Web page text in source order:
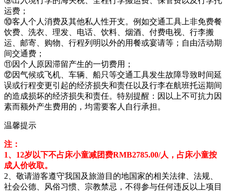
运费；
⑩客人个人消费及其他私人性开支。例如交通工具上非免费餐
饮费、洗衣、理发、电话、饮料、烟酒、付费电视、行李搬
运、邮寄、购物、行程列明以外的用餐或宴请等；自由活动期
间交通费；
⑪因个人原因滞留产生的一切费用；
⑫因气候或飞机、车辆、船只等交通工具发生故障导致时间延
误或行程变更引起的经济损失和责任以及行李在航班托运期间
的造成损坏的经济损失和责任。特别提醒：因以上不可抗力因
素而额外产生费用的，均需要客人自行承担。
温馨提示
注：
1、12岁以下不占床小童减团费RMB2785.00/人，占床小童按
成人价收取。
2、敬请游客遵守我国及旅游目的地国家的相关法律、法规、
社会公德、风俗习惯、宗教禁忌，不得参与任何违反以上项目